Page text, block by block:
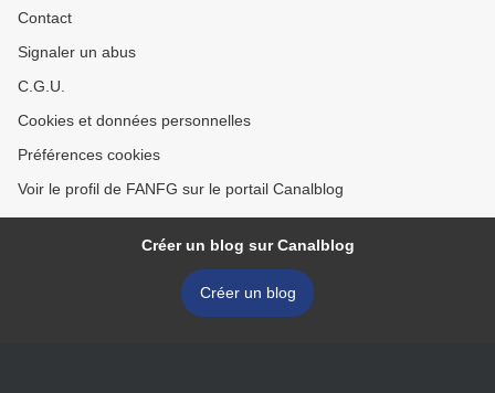
Contact
Signaler un abus
C.G.U.
Cookies et données personnelles
Préférences cookies
Voir le profil de FANFG sur le portail Canalblog
Créer un blog sur Canalblog
Créer un blog